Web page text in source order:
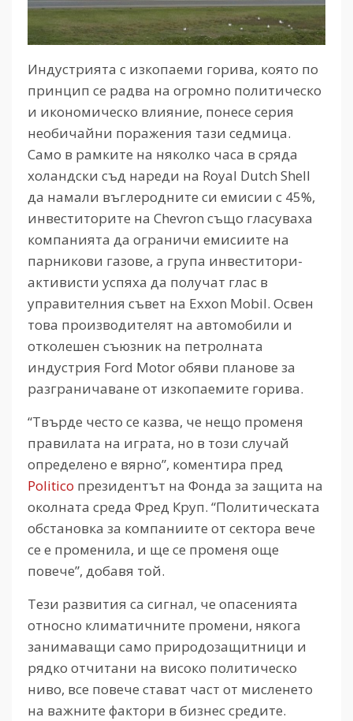
Индустрията с изкопаеми горива, която по
принцип се радва на огромно политическо
и икономическо влияние, понесе серия
необичайни поражения тази седмица.
Само в рамките на няколко часа в сряда
холандски съд нареди на Royal Dutch Shell
да намали въглеродните си емисии с 45%,
инвеститорите на Chevron също гласуваха
компанията да ограничи емисиите на
парникови газове, а група инвеститори-
активисти успяха да получат глас в
управителния съвет на Exxon Mobil. Освен
това производителят на автомобили и
отколешен съюзник на петролната
индустрия Ford Motor обяви планове за
разграничаване от изкопаемите горива.
“Твърде често се казва, че нещо променя
правилата на играта, но в този случай
определено е вярно”, коментира пред
Politico президентът на Фонда за защита на
околната среда Фред Круп. “Политическата
обстановка за компаниите от сектора вече
се е променила, и ще се променя още
повече”, добавя той.
Тези развития са сигнал, че опасенията
относно климатичните промени, някога
занимаващи само природозащитници и
рядко отчитани на високо политическо
ниво, все повече стават част от мисленето
на важните фактори в бизнес средите.